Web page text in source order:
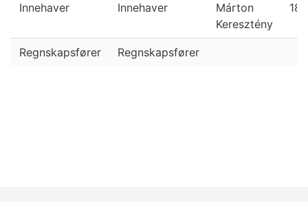
Innehaver Innehaver
Márton
Keresztény
Regnskapsfører Regnskapsfører